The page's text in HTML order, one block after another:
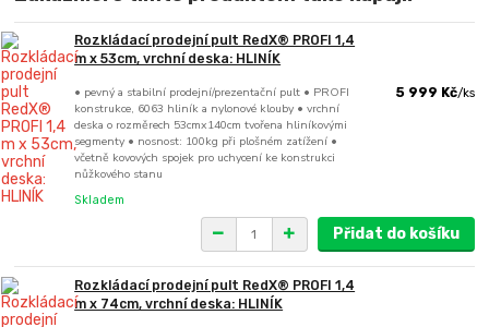
Rozkládací prodejní pult RedX® PROFI 1,4
m x 53cm, vrchní deska: HLINÍK
• pevný a stabilní prodejní/prezentační pult • PROFI
konstrukce, 6063 hliník a nylonové klouby • vrchní
deska o rozměrech 53cmx140cm tvořena hliníkovými
segmenty • nosnost: 100kg při plošném zatížení •
včetně kovových spojek pro uchycení ke konstrukci
nůžkového stanu
5 999 Kč/ks
Skladem
Přidat do košíku
Rozkládací prodejní pult RedX® PROFI 1,4
m x 74cm, vrchní deska: HLINÍK